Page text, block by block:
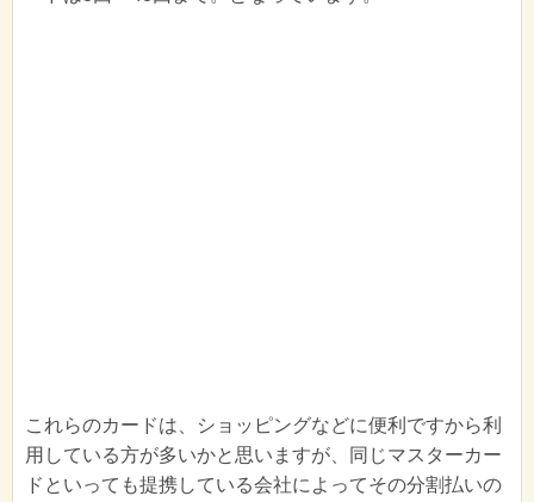
これらのカードは、ショッピングなどに便利ですから利
用している方が多いかと思いますが、同じマスターカー
ドといっても提携している会社によってその分割払いの